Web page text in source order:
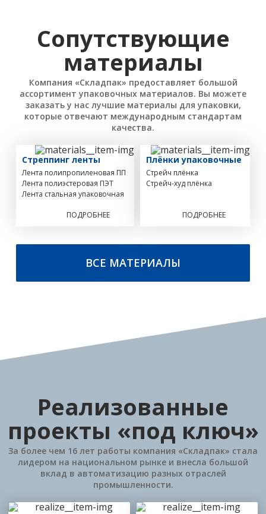
Сопутствующие
материалы
Компания «Складпак» предоставляет большой
ассортимент упаковочных материалов. Вы можете
заказать у нас лучшие материалы для упаковки,
которые отвечают международным стандартам
качества.
Стреппинг ленты
Лента полипропиленовая ПП
Лента полиэстеровая ПЭТ
Лента стальная упаковочная
ПОДРОБНЕЕ
Плёнки упаковочные
Стрейч плёнка
Стрейч-худ плёнка
ПОДРОБНЕЕ
ВСЕ МАТЕРИАЛЫ
Реализованные
проекты «под ключ»
За более чем 16 лет работы компания «Складпак» стала
лидером на национальном рынке и внесла большой
вклад в автоматизацию разных отраслей
промышленности.